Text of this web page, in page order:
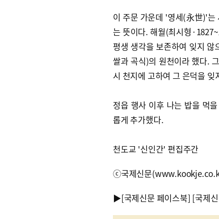
이 주문 가운데 '영세(永世)'
는 뜻이다. 해월(최시형
평생 생각을 보존하여 잊지
쌀과 곡식)의 원천이라 했다.
시 천지에 고하여 그 은덕을
정읍 행사 이후 나는 밥을 먹
롭게 추가했다.
천도교 '신인간' 편집주간
ⓒ국제신문
▶[국제신문 페이스북] [국제